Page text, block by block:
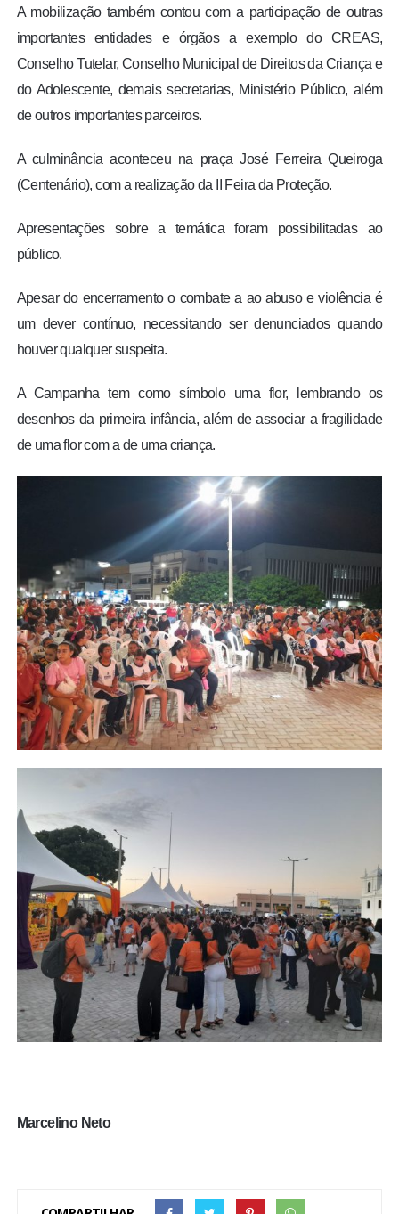
A mobilização também contou com a participação de outras
importantes entidades e órgãos a exemplo do CREAS,
Conselho Tutelar, Conselho Municipal de Direitos da Criança e
do Adolescente, demais secretarias, Ministério Público, além
de outros importantes parceiros.
A culminância aconteceu na praça José Ferreira Queiroga
(Centenário), com a realização da II Feira da Proteção.
Apresentações sobre a temática foram possibilitadas ao
público.
Apesar do encerramento o combate a ao abuso e violência é
um dever contínuo, necessitando ser denunciados quando
houver qualquer suspeita.
A Campanha tem como símbolo uma flor, lembrando os
desenhos da primeira infância, além de associar a fragilidade
de uma flor com a de uma criança.
Marcelino Neto